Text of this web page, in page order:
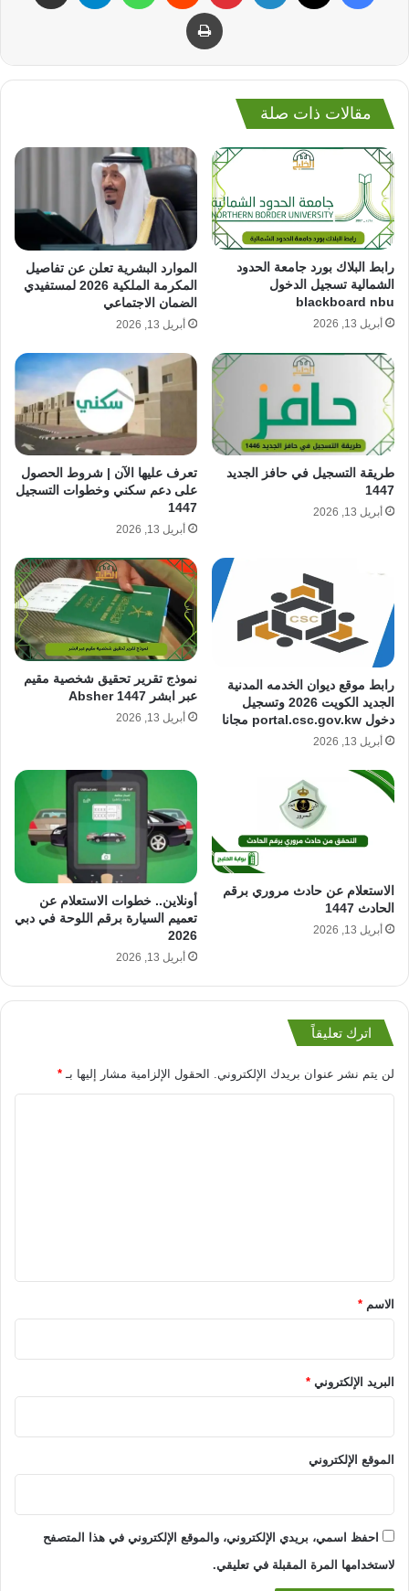
طباعة
مقالات ذات صلة
رابط البلاك بورد جامعة الحدود
الشمالية تسجيل الدخول
blackboard nbu
أبريل 13, 2026
الموارد البشرية تعلن عن تفاصيل
المكرمة الملكية 2026 لمستفيدي
الضمان الاجتماعي
أبريل 13, 2026
طريقة التسجيل في حافز الجديد
1447
أبريل 13, 2026
تعرف عليها الآن | شروط الحصول
على دعم سكني وخطوات التسجيل
1447
أبريل 13, 2026
رابط موقع ديوان الخدمه المدنية
الجديد الكويت 2026 وتسجيل
دخول portal.csc.gov.kw مجانا
أبريل 13, 2026
نموذج تقرير تحقيق شخصية مقيم
عبر ابشر Absher 1447
أبريل 13, 2026
الاستعلام عن حادث مروري برقم
الحادث 1447
أبريل 13, 2026
أونلاين.. خطوات الاستعلام عن
تعميم السيارة برقم اللوحة في دبي
2026
أبريل 13, 2026
اترك تعليقاً
لن يتم نشر عنوان بريدك الإلكتروني. الحقول الإلزامية مشار إليها بـ *
*الاسم *
البريد الإلكتروني *
الموقع الإلكتروني
احفظ اسمي، بريدي الإلكتروني، والموقع الإلكتروني في هذا المتصفح
لاستخدامها المرة المقبلة في تعليقي.